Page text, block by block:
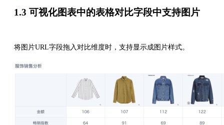
1.3 可视化图表中的表格对比字段中支持图片
将图片URL字段拖入对比维度时，支持显示成图片样式。